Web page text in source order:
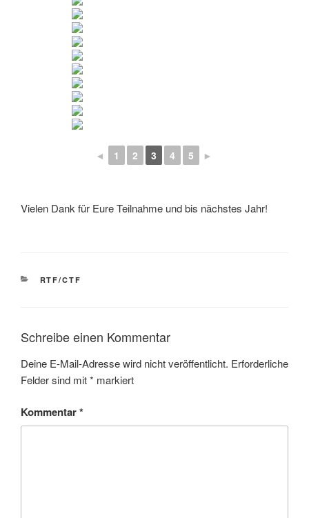
◄ 1 2 3 4 5 ►
Vielen Dank für Eure Teilnahme und bis nächstes Jahr!
KATEGORIEN
RTF/CTF
Schreibe einen Kommentar
Deine E-Mail-Adresse wird nicht veröffentlicht. Erforderliche
Felder sind mit* markiert
Kommentar*